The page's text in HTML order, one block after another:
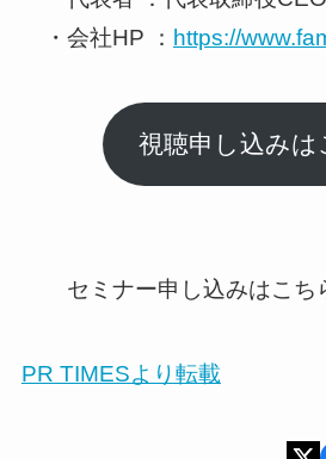
・会社HP ： https://
視聴申し込みは
セミナー申し込みはこち
PR TIMESより転載